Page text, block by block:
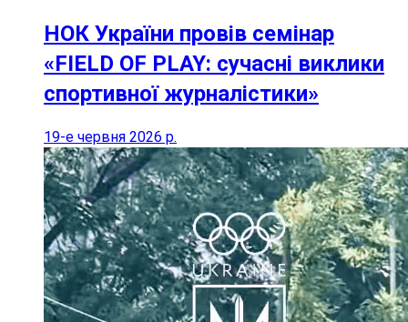
НОК України провів семінар
«FIELD OF PLAY: сучасні виклики
спортивної журналістики»
19-е червня 2026 р.